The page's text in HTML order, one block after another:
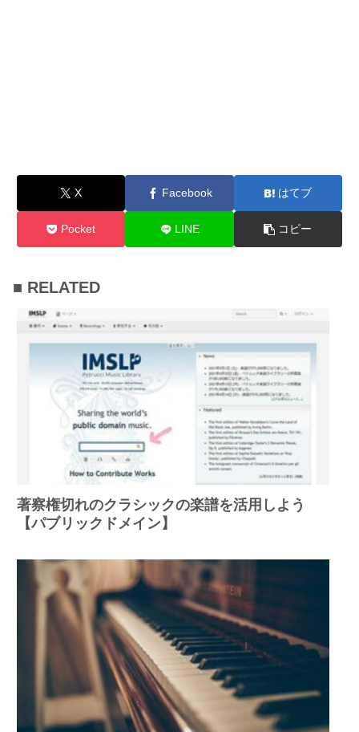
X Facebook はてブ
Pocket LINE コピー
■ RELATED
著察権切れのクラシックの楽譜を活用しよう
【パブリックドメイン】